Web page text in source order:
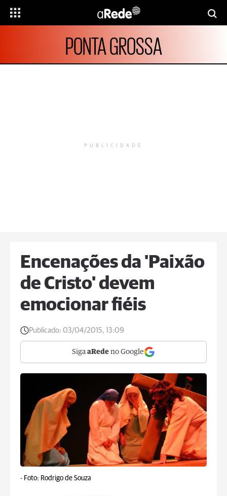
PONTA GROSSA
PUBLICIDADE
Encenações da 'Paixão
de Cristo' devem
emocionar fiéis
Publicado: 03/04/2015, 13:09
Siga aRede no Google
- Foto: Rodrigo de Souza